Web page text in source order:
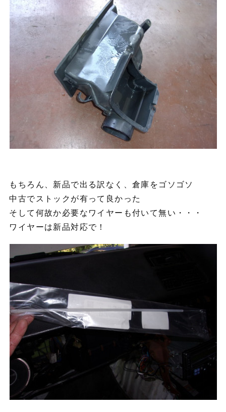
もちろん、新品で出る訳なく、倉庫をゴソゴソ
中古でストックが有って良かった
そして何故か必要なワイヤーも付いて無い・・・
ワイヤーは新品対応で！